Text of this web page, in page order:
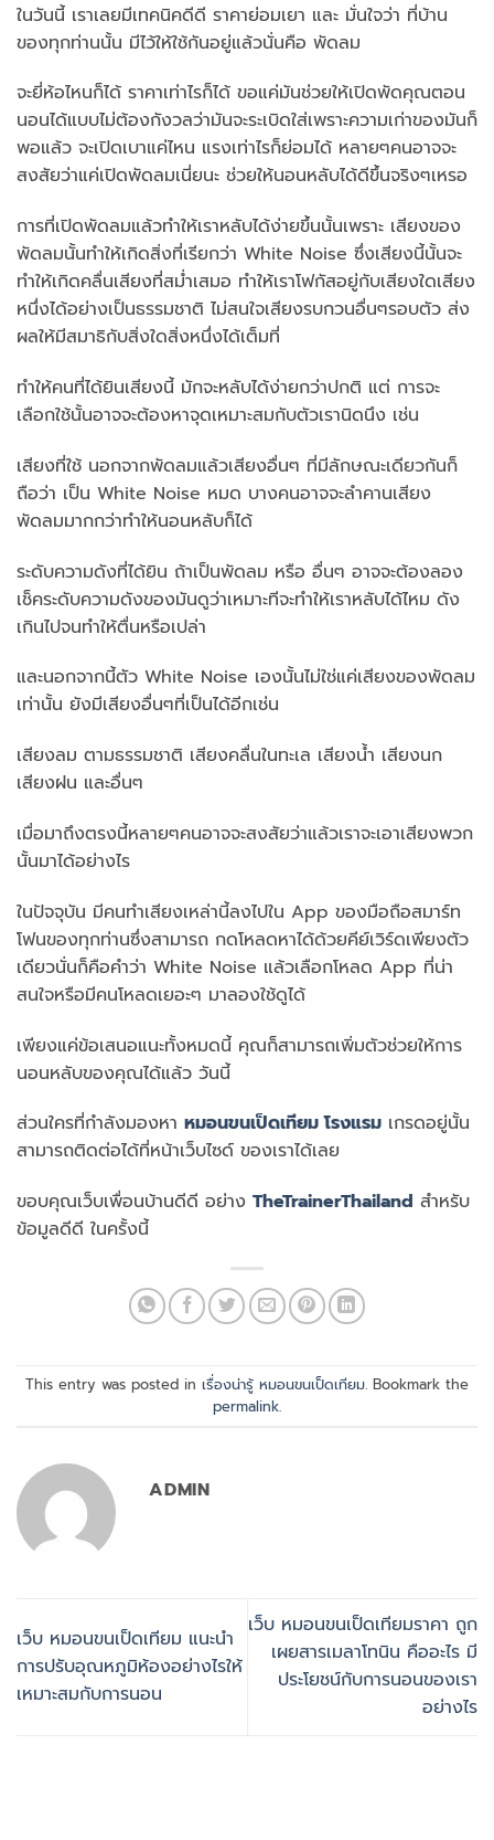
ในวันนี้ เราเลยมีเทคนิคดีดี ราคาย่อมเยา และ มั่นใจว่า ที่บ้าน
ของทุกท่านนั้น มีไว้ให้ใช้กันอยู่แล้วนั่นคือ พัดลม
จะยี่ห้อไหนก็ได้ ราคาเท่าไรก็ได้ ขอแค่มันช่วยให้เปิดพัดคุณตอน
นอนได้แบบไม่ต้องกังวลว่ามันจะระเบิดใส่เพราะความเก่าของมันก็
พอแล้ว จะเปิดเบาแค่ไหน แรงเท่าไรก็ย่อมได้ หลายๆคนอาจจะ
สงสัยว่าแค่เปิดพัดลมเนี่ยนะ ช่วยให้นอนหลับได้ดีขึ้นจริงๆเหรอ
การที่เปิดพัดลมแล้วทำให้เราหลับได้ง่ายขึ้นนั้นเพราะ เสียงของ
พัดลมนั้นทำให้เกิดสิ่งที่เรียกว่า White Noise ซึ่งเสียงนี้นั้นจะ
ทำให้เกิดคลื่นเสียงที่สม่ำเสมอ ทำให้เราโฟกัสอยู่กับเสียงใดเสียง
หนึ่งได้อย่างเป็นธรรมชาติ ไม่สนใจเสียงรบกวนอื่นๆรอบตัว ส่ง
ผลให้มีสมาธิกับสิ่งใดสิ่งหนึ่งได้เต็มที่
ทำให้คนที่ได้ยินเสียงนี้ มักจะหลับได้ง่ายกว่าปกติ แต่ การจะ
เลือกใช้นั้นอาจจะต้องหาจุดเหมาะสมกับตัวเรานิดนึง เช่น
เสียงที่ใช้ นอกจากพัดลมแล้วเสียงอื่นๆ ที่มีลักษณะเดียวกันก็
ถือว่า เป็น White Noise หมด บางคนอาจจะลำคานเสียง
พัดลมมากกว่าทำให้นอนหลับก็ได้
ระดับความดังที่ได้ยิน ถ้าเป็นพัดลม หรือ อื่นๆ อาจจะต้องลอง
เช็คระดับความดังของมันดูว่าเหมาะทีจะทำให้เราหลับได้ไหม ดัง
เกินไปจนทำให้ตื่นหรือเปล่า
และนอกจากนี้ตัว White Noise เองนั้นไม่ใช่แค่เสียงของพัดลม
เท่านั้น ยังมีเสียงอื่นๆที่เป็นได้อีกเช่น
เสียงลม ตามธรรมชาติ เสียงคลื่นในทะเล เสียงน้ำ เสียงนก
เสียงฝน และอื่นๆ
เมื่อมาถึงตรงนี้หลายๆคนอาจจะสงสัยว่าแล้วเราจะเอาเสียงพวก
นั้นมาได้อย่างไร
ในปัจจุบัน มีคนทำเสียงเหล่านี้ลงไปใน App ของมือถือสมาร์ท
โฟนของทุกท่านซึ่งสามารถ กดโหลดหาได้ด้วยคีย์เวิร์ดเพียงตัว
เดียวนั่นก็คือคำว่า White Noise แล้วเลือกโหลด App ที่น่า
สนใจหรือมีคนโหลดเยอะๆ มาลองใช้ดูได้
เพียงแค่ข้อเสนอแนะทั้งหมดนี้ คุณก็สามารถเพิ่มตัวช่วยให้การ
นอนหลับของคุณได้แล้ว วันนี้
ส่วนใครที่กำลังมองหา หมอนขนเป็ดเทียม โรงแรม เกรดอยู่นั้น
สามารถติดต่อได้ที่หน้าเว็บไซด์ ของเราได้เลย
ขอบคุณเว็บเพื่อนบ้านดีดี อย่าง TheTrainerThailand สำหรับ
ข้อมูลดีดี ในครั้งนี้
This entry was posted in เรื่องน่ารู้ หมอนขนเป็ดเทียม. Bookmark the
permalink.
ADMIN
เว็บ หมอนขนเป็ดเทียม แนะนำ
การปรับอุณหภูมิห้องอย่างไรให้
เหมาะสมกับการนอน
เว็บ หมอนขนเป็ดเทียมราคา ถูก
เผยสารเมลาโทนิน คืออะไร มี
ประโยชน์กับการนอนของเรา
อย่างไร